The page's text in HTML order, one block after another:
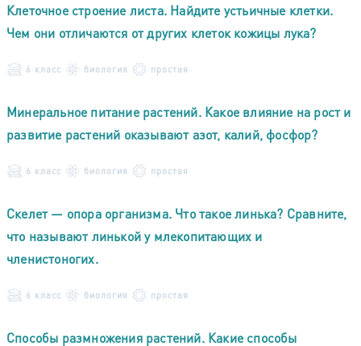
Клеточное строение листа. Найдите устьичные клетки.
Чем они отличаются от других клеток кожицы лука?
6 класс биология простая
Минеральное питание растений. Какое влияние на рост и
развитие растений оказывают азот, калий, фосфор?
6 класс биология простая
Скелет — опора организма. Что такое линька? Сравните,
что называют линькой у млекопитающих и
членистоногих.
6 класс биология простая
Способы размножения растений. Какие способы